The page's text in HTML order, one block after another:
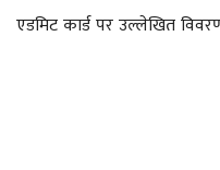
एडमिट कार्ड पर उल्लेखित